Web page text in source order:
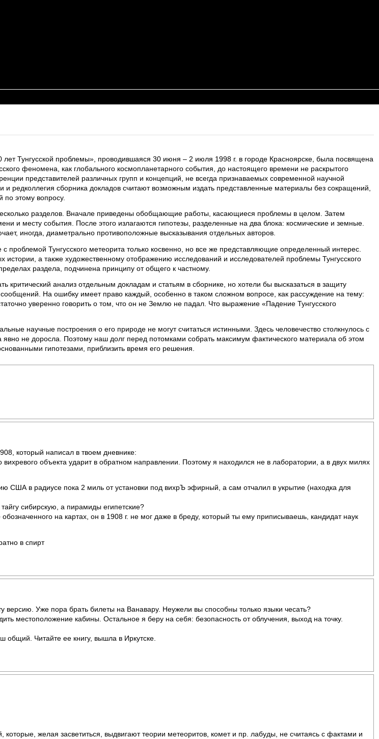
Тунгусской проблемы», проводившаяся 30 июня – 2 июля 1998 г. в городе Красноярске, была посвящена
феномена, как глобального космопланетарного события, до настоящего времени не раскрытого
представителей различных групп и концепций, не всегда признаваемых современной научной
и редколлегия сборника докладов считают возможным издать представленные материалы без сокращений,
по этому вопросу.
разделов. Вначале приведены обобщающие работы, касающиеся проблемы в целом. Затем
и месту события. После этого излагаются гипотезы, разделенные на два блока: космические и земные.
иногда, диаметрально противоположные высказывания отдельных авторов.
Тунгусского метеорита только косвенно, но все же представляющие определенный интерес.
истории, а также художественному отображению исследований и исследователей проблемы Тунгусского
раздела, подчинена принципу от общего к частному.
критический анализ отдельным докладам и статьям в сборнике, но хотели бы высказаться в защиту
На ошибку имеет право каждый, особенно в таком сложном вопросе, как рассуждение на тему:
уверенно говорить о том, что он не Землю не падал. Что выражение «Падение Тунгусского
научные построения о его природе не могут считаться истинными. Здесь человечество столкнулось с
не доросла. Поэтому наш долг перед потомками собрать максимум фактического материала об этом
гипотезами, приблизить время его решения.
который написал в твоем дневнике:
вихревого объекта ударит в обратном направлении. Поэтому я находился не в лаборатории, а в двух милях
США в радиусе пока 2 миль от установки под вихрЪ эфирный, а сам отчалил в укрытие (находка для
сибирскую, а пирамиды египетские?
на картах, он в 1908 г. не мог даже в бреду, который ты ему приписываешь, кандидат наук
в спирт
версию. Уже пора брать билеты на Ванавару. Неужели вы способны только языки чесать?
местоположение кабины. Остальное я беру на себя: безопасность от облучения, выход на точку.
Читайте ее книгу, вышла в Иркутске.
желая засветиться, выдвигают теории метеоритов, комет и пр. лабуды, не считаясь с фактами и